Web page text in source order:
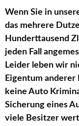
Wenn Sie in
das mehrere
Hunderttausend
jeden Fall
Leider leben wir
Eigentum
keine Auto
Sicherung eines
viele Besitzer